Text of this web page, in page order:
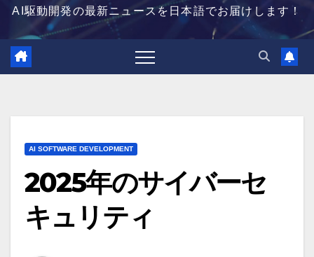
AI駆動開発の最新ニュースを日本語でお届けします！
AI SOFTWARE DEVELOPMENT
2025年のサイバーセ
キュリティ